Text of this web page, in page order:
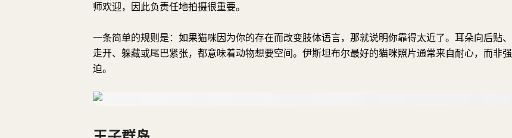
师欢迎，因此负责任地拍摄很重要。
一条简单的规则是：如果猫咪因为你的存在而改变肢体语言，那就说明你靠得太近了。耳朵向后贴、
走开、躲藏或尾巴紧张，都意味着动物想要空间。伊斯坦布尔最好的猫咪照片通常来自耐心，而非强
迫。